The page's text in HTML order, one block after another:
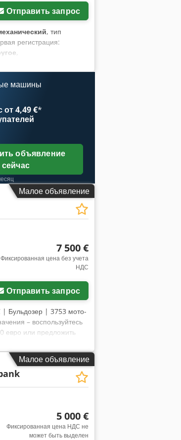
Отправить запрос
, тип
регистрация:
,
машины
от 4,49 €*
объявление
сейчас
Малое объявление
7 500 €
Фиксированная цена без учета
НДС
Отправить запрос
Бульдозер | 3753 мото-
– воспользуйтесь
евро или предложить
👷‍♂️ Осмотрено
ℹ️ 2 недостатка
фото или
информации
✔
✔ Гарантия
техникой? Мы
– всё доступно
Малое объявление
5 000 €
Фиксированная цена НДС не
может быть выделен